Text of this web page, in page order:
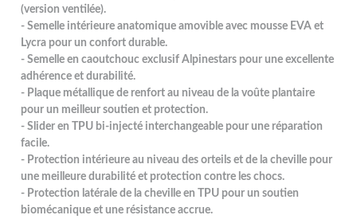
(version ventilée).
- Semelle intérieure anatomique amovible avec mousse EVA et
Lycra pour un confort durable.
- Semelle en caoutchouc exclusif Alpinestars pour une excellente
adhérence et durabilité.
- Plaque métallique de renfort au niveau de la voûte plantaire
pour un meilleur soutien et protection.
- Slider en TPU bi-injecté interchangeable pour une réparation
facile.
- Protection intérieure au niveau des orteils et de la cheville pour
une meilleure durabilité et protection contre les chocs.
- Protection latérale de la cheville en TPU pour un soutien
biomécanique et une résistance accrue.